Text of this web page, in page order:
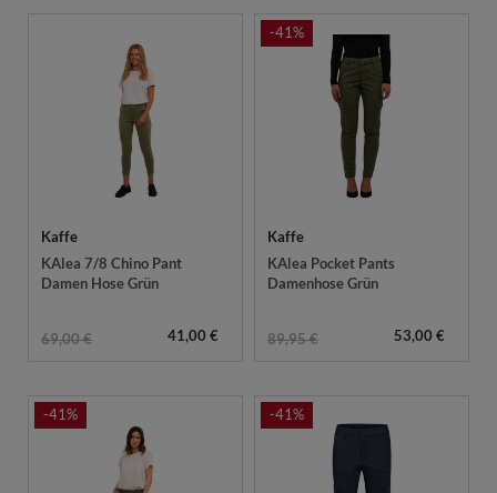
Kaffe
KAlea 7/8 Chino Pant
Damen Hose Grün
69,00 € 41,00 €
-41%
Kaffe
KAlea Pocket Pants
Damenhose Grün
89,95 € 53,00 €
-41% -41%